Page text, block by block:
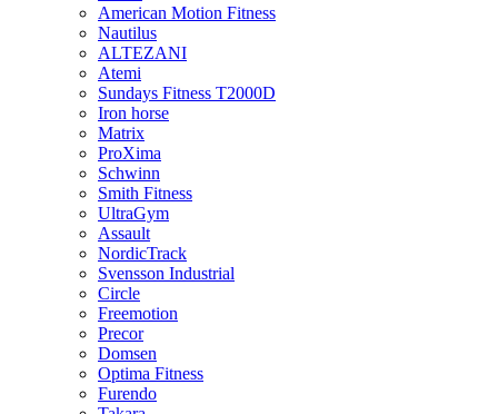
American Motion Fitness
Nautilus
ALTEZANI
Atemi
Sundays Fitness T2000D
Iron horse
Matrix
ProXima
Schwinn
Smith Fitness
UltraGym
Assault
NordicTrack
Svensson Industrial
Circle
Freemotion
Precor
Domsen
Optima Fitness
Furendo